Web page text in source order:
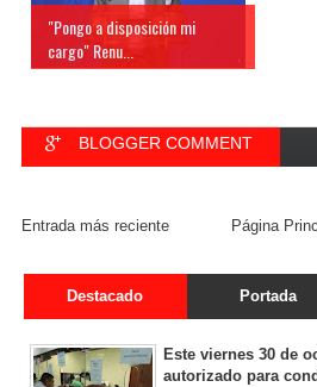
"Pongo a disposición mi
cargo" Renu...
BLOGGER COMMENT
Entrada más reciente Página
Destacado Portada
Este viernes 30 de
autorizado para